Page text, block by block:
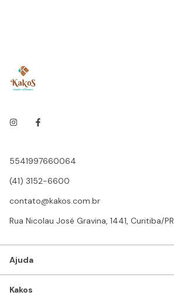
5541997660064
(41) 3152-6600
contato@kakos.com.br
Rua Nicolau José Gravina, 1441, Curitiba/PR
Ajuda
Kakos